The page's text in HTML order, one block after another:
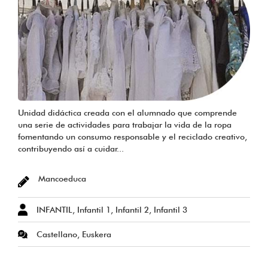
Unidad didáctica creada con el alumnado que comprende
una serie de actividades para trabajar la vida de la ropa
fomentando un consumo responsable y el reciclado creativo,
contribuyendo así a cuidar...
Mancoeduca
INFANTIL, Infantil 1, Infantil 2, Infantil 3
Castellano, Euskera